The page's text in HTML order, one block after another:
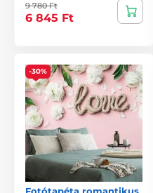
9 780 Ft
6 845 Ft
-30%
Fotótapéta romantikus